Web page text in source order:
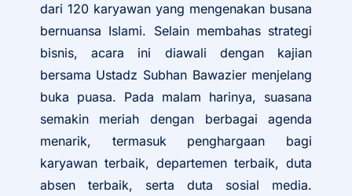
dari 120 karyawan yang mengenakan busana
bernuansa Islami. Selain membahas strategi
bisnis, acara ini diawali dengan kajian
bersama Ustadz Subhan Bawazier menjelang
buka puasa. Pada malam harinya, suasana
semakin meriah dengan berbagai agenda
menarik, termasuk penghargaan bagi
karyawan terbaik, departemen terbaik, duta
absen terbaik, serta duta sosial media.